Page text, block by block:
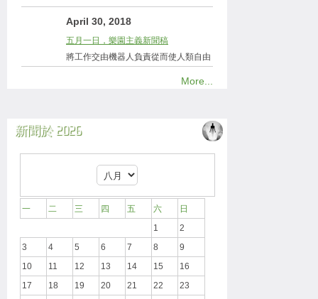
April 30, 2018
五月一日，樂園主義新聞稿
將工作交由機器人負責從而使人類自由
More...
新聞於 2026
一 二 三 四 五 六
日
1
2
3
4 5 6 7 8
9
10
11 12 13 14 15
16
17
18 19 20 21 22
23